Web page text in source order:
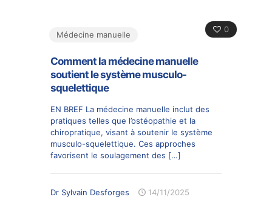
0
Médecine manuelle
Comment la médecine manuelle
soutient le système musculo-
squelettique
EN BREF La médecine manuelle inclut des
pratiques telles que l’ostéopathie et la
chiropratique, visant à soutenir le système
musculo-squelettique. Ces approches
favorisent le soulagement des […]
Dr Sylvain Desforges 14/11/2025